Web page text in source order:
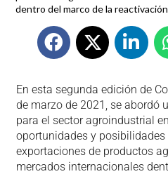
dentro del marco de la
En esta segunda edición de
de marzo de 2021, se abordó
para el sector agroindustrial
oportunidades y posibilidades
exportaciones de productos
mercados internacionales